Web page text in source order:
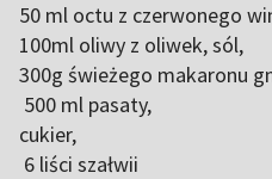
50 ml octu z czerwonego
100ml oliwy z oliwek, sól,
300g świeżego makaronu
500 ml pasaty,
cukier,
6 liści szałwii